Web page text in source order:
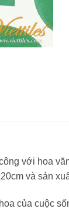
với hoa
và sản
của cuộc